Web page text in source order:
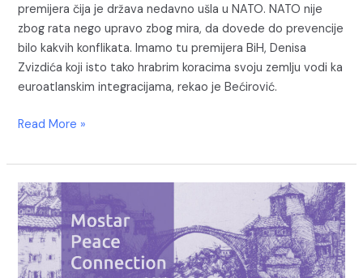
premijera čija je država nedavno ušla u NATO. NATO nije
zbog rata nego upravo zbog mira, da dovede do prevencije
bilo kakvih konflikata. Imamo tu premijera BiH, Denisa
Zvizdića koji isto tako hrabrim koracima svoju zemlju vodi ka
euroatlanskim integracijama, rekao je Bećirović.
Read More »
Mostar
Peace
Connection
2017,
laureati